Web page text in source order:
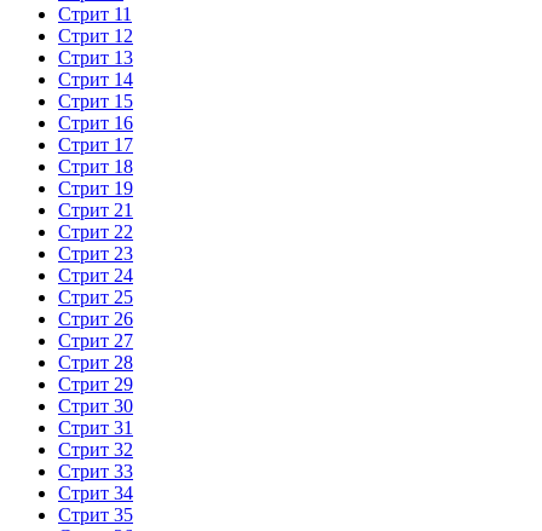
Стрит 11
Стрит 12
Стрит 13
Стрит 14
Стрит 15
Стрит 16
Стрит 17
Стрит 18
Стрит 19
Стрит 21
Стрит 22
Стрит 23
Стрит 24
Стрит 25
Стрит 26
Стрит 27
Стрит 28
Стрит 29
Стрит 30
Стрит 31
Стрит 32
Стрит 33
Стрит 34
Стрит 35